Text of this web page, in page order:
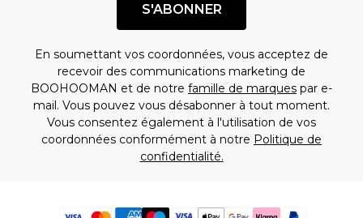
S'ABONNER
En soumettant vos coordonnées, vous acceptez de
recevoir des communications marketing de
BOOHOOMAN et de notre famille de marques par e-
mail. Vous pouvez vous désabonner à tout moment.
Vous consentez également à l'utilisation de vos
coordonnées conformément à notre Politique de
confidentialité.